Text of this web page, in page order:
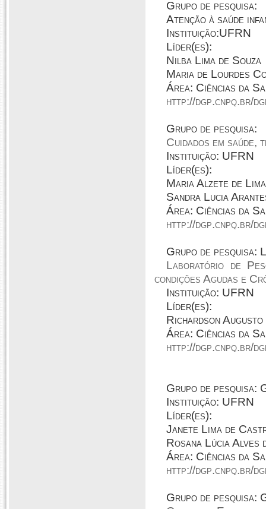
Grupo de pesquisa:
Atenção à saúde
Instituição:UFRN
Líder(es):
Nilba Lima de Souza
Maria de Lourdes
Área: Ciências da
http://dgp.cnpq.br/
Grupo de pesquisa:
Cuidados em saúde,
Instituição: UFRN
Líder(es):
Maria Alzete de Lima
Sandra Lucia
Área: Ciências da
http://dgp.cnpq.br/
Grupo de pesquisa:
Laboratório de
condições Agudas e
Instituição: UFRN
Líder(es):
Richardson
Área: Ciências da
http://dgp.cnpq.br/
Grupo de
Instituição: UFRN
Líder(es):
Janete Lima de
Rosana Lúcia Alves
Área: Ciências da
http://dgp.cnpq.br/
Grupo de pesquisa: